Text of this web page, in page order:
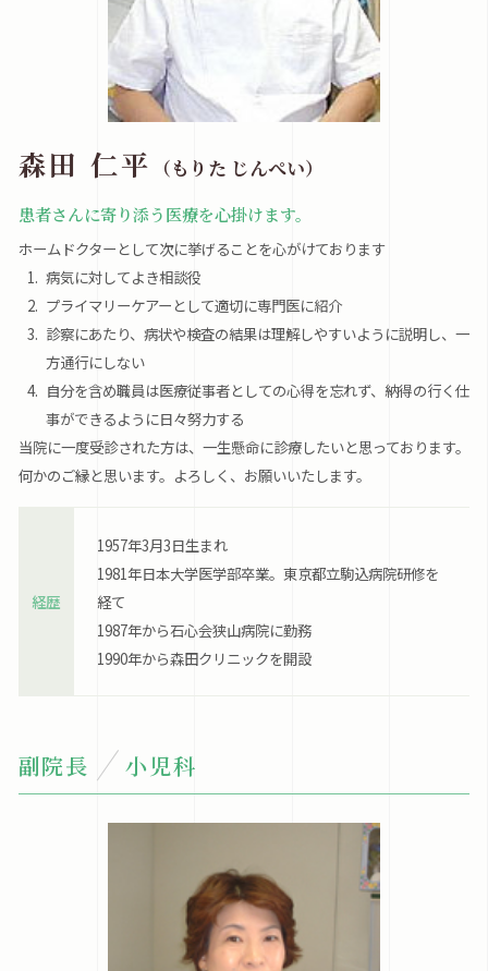
森田 仁平 （もりた じんぺい）
患者さんに寄り添う医療を心掛けます。
ホームドクターとして次に挙げることを心がけております
病気に対してよき相談役
プライマリーケアーとして適切に専門医に紹介
診察にあたり、病状や検査の結果は理解しやすいように説明し、一
方通行にしない
自分を含め職員は医療従事者としての心得を忘れず、納得の行く仕
事ができるように日々努力する
当院に一度受診された方は、一生懸命に診療したいと思っております。
何かのご縁と思います。よろしく、お願いいたします。
経歴
1957年3月3日生まれ
1981年日本大学医学部卒業。東京都立駒込病院研修を
経て
1987年から石心会狭山病院に勤務
1990年から森田クリニックを開設
副院長 小児科